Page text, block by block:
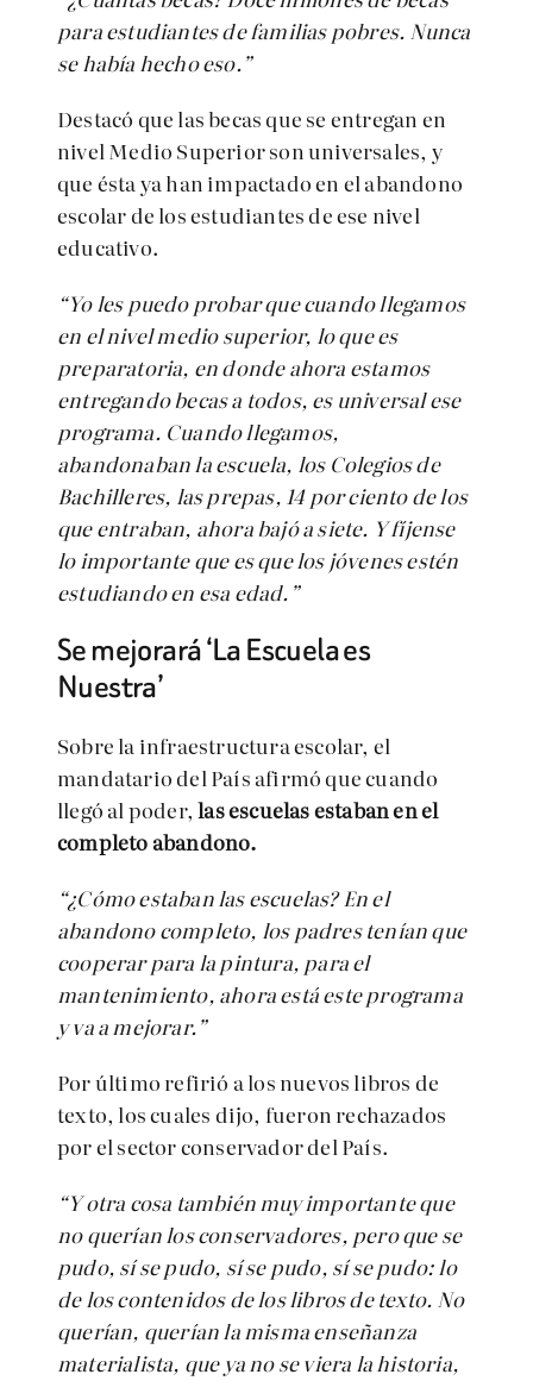
para estudiantes de familias pobres. Nunca
se había hecho eso.”
Destacó que las becas que se entregan en
nivel Medio Superior son universales, y
que ésta ya han impactado en el abandono
escolar de los estudiantes de ese nivel
educativo.
“Yo les puedo probar que cuando llegamos
en el nivel medio superior, lo que es
preparatoria, en donde ahora estamos
entregando becas a todos, es universal ese
programa. Cuando llegamos,
abandonaban la escuela, los Colegios de
Bachilleres, las prepas, 14 por ciento de los
que entraban, ahora bajó a siete. Y fíjense
lo importante que es que los jóvenes estén
estudiando en esa edad.”
Se mejorará ‘La Escuela es
Nuestra’
Sobre la infraestructura escolar, el
mandatario del País afirmó que cuando
llegó al poder,las escuelas estaban en el
completo abandono.
“¿Cómo estaban las escuelas? En el
abandono completo, los padres tenían que
cooperar para la pintura, para el
mantenimiento, ahora está este programa
y va a mejorar.”
Por último refirió a los nuevos libros de
texto, los cuales dijo, fueron rechazados
por el sector conservador del País.
“Y otra cosa también muy importante que
no querían los conservadores, pero que se
pudo, sí se pudo, sí se pudo, sí se pudo: lo
de los contenidos de los libros de texto. No
querían, querían la misma enseñanza
materialista, que ya no se viera la historia,